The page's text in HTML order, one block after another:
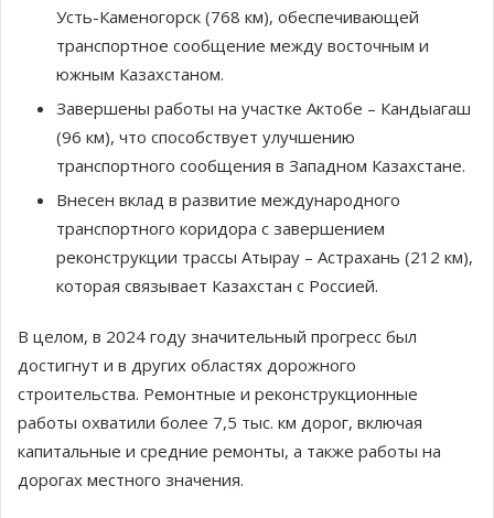
Усть-Каменогорск (768 км), обеспечивающей
транспортное сообщение между восточным и
южным Казахстаном.
Завершены работы на участке Актобе – Кандыагаш
(96 км), что способствует улучшению
транспортного сообщения в Западном Казахстане.
Внесен вклад в развитие международного
транспортного коридора с завершением
реконструкции трассы Атырау – Астрахань (212 км),
которая связывает Казахстан с Россией.
В целом, в 2024 году значительный прогресс был
достигнут и в других областях дорожного
строительства. Ремонтные и реконструкционные
работы охватили более 7,5 тыс. км дорог, включая
капитальные и средние ремонты, а также работы на
дорогах местного значения.